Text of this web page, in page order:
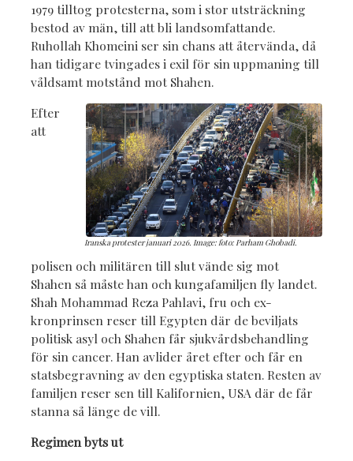
1979 tilltog protesterna, som i stor utsträckning
bestod av män, till att bli landsomfattande.
Ruhollah Khomeini ser sin chans att återvända, då
han tidigare tvingades i exil för sin uppmaning till
våldsamt motstånd mot Shahen.
Iranska protester januari 2026. Image: foto: Parham Ghobadi.
Efter
att
polisen och militären till slut vände sig mot
Shahen så måste han och kungafamiljen fly landet.
Shah Mohammad Reza Pahlavi, fru och ex-
kronprinsen reser till Egypten där de beviljats
politisk asyl och Shahen får sjukvårdsbehandling
för sin cancer. Han avlider året efter och får en
statsbegravning av den egyptiska staten. Resten av
familjen reser sen till Kalifornien, USA där de får
stanna så länge de vill.
Regimen byts ut